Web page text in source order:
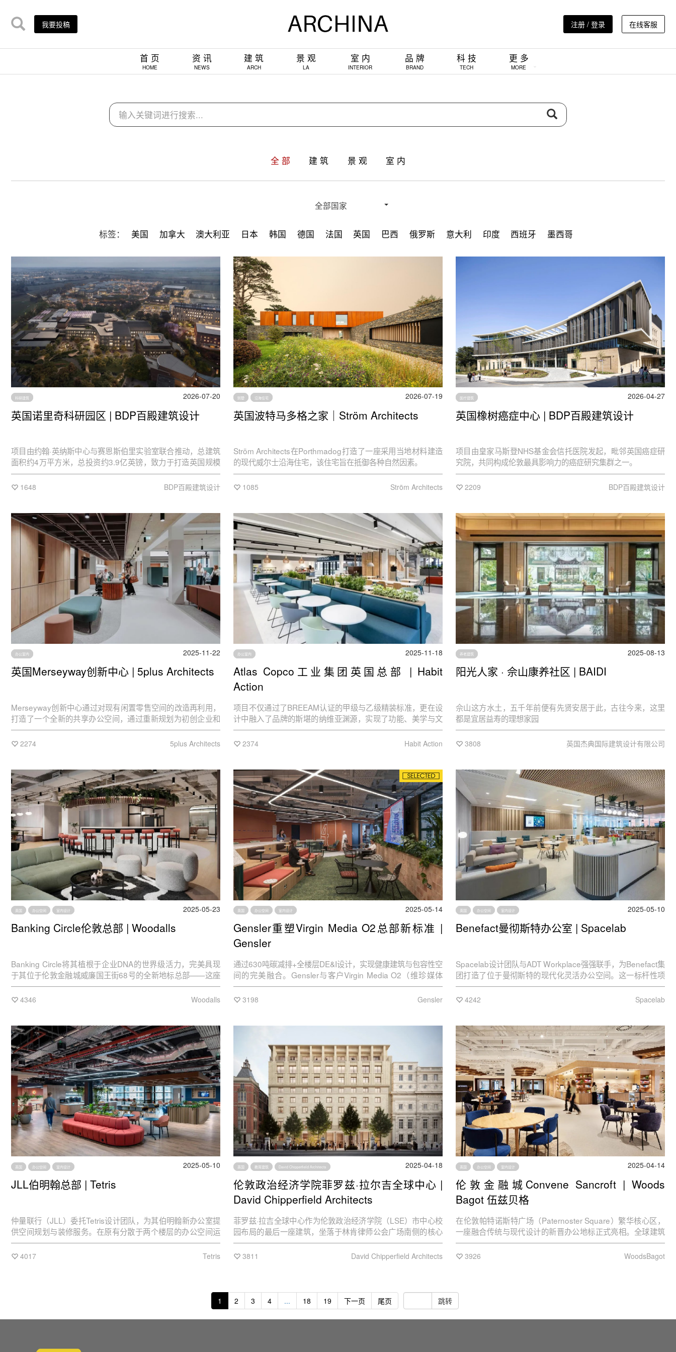
我要投稿 注册 / 登录 在线客服
首 页
HOME
资 讯
NEWS
建 筑
ARCH
景 观
LA
室 内
INTERIOR
品 牌
BRAND
科 技
TECH
更 多
MORE
全 部 建 筑 景 观 室 内
全部国家
标签： 美国 加拿大 澳大利亚 日本 韩国 德国 法国 英国 巴西 俄罗斯 意大利 印度 西班牙 墨西哥
科研建筑 2026-07-20
英国诺里奇科研园区 | BDP百殿建筑设计
项目由约翰·英纳斯中心与赛恩斯伯里实验室联合推动，总建筑
面积约4万平方米，总投资约3.9亿英镑，致力于打造英国规模
最大的净零碳实验室之一 。
1648 BDP百殿建筑设计
别墅 沿海住宅 2026-07-19
英国波特马多格之家｜Ström Architects
Ström Architects在Porthmadog打造了一座采用当地材料建造
的现代威尔士沿海住宅，该住宅旨在抵御各种自然因素。
1085 Ström Architects
医疗建筑 2026-04-27
英国橡树癌症中心 | BDP百殿建筑设计
项目由皇家马斯登NHS基金会信托医院发起，毗邻英国癌症研
究院，共同构成伦敦最具影响力的癌症研究集群之一。
2209 BDP百殿建筑设计
办公室内 2025-11-22
英国Merseyway创新中心 | 5plus Architects
Merseyway创新中心通过对现有闲置零售空间的改造再利用，
打造了一个全新的共享办公空间，通过重新规划为初创企业和
现有小型企业提供灵活的服务式办公室及共享办公场所。
2274 5plus Architects
办公室内 2025-11-18
Atlas Copco工业集团英国总部 | Habit
Action
项目不仅通过了BREEAM认证的甲级与乙级精装标准，更在设
计中融入了品牌的斯堪的纳维亚渊源，实现了功能、美学与文
化的有机统一。
2374 Habit Action
养老建筑 2025-08-13
阳光人家 · 佘山康养社区 | BAIDI
佘山这方水土，五千年前便有先贤安居于此，古往今来，这里
都是宜居益寿的理想家园
3808 英国杰典国际建筑设计有限公司
英国 办公空间 室内设计 2025-05-23
Banking Circle伦敦总部 | Woodalls
Banking Circle将其植根于企业DNA的世界级活力，完美具现
于其位于伦敦金融城威廉国王街68号的全新地标总部——这座
与伦敦桥隔空对话的宏伟建筑，以恢弘立面重新定义商务美
学。4346 Woodalls
英国 办公空间 室内设计 2025-05-14
Gensler重塑Virgin Media O2总部新标准 |
Gensler
通过630吨碳减排+全楼层DE&I设计，实现健康建筑与包容性空
间的完美融合。Gensler与客户Virgin Media O2（维珍媒体
O2）合作，将企业理念"见证潜能，创所未见"（"see what you
can do"）融入其新总部的空间设计，赋予这一品牌主张鲜活生
3198 Gensler
英国 办公空间 室内设计 2025-05-10
Benefact曼彻斯特办公室 | Spacelab
Spacelab设计团队与ADT Workplace强强联手，为Benefact集
团打造了位于曼彻斯特的现代化灵活办公空间。这一标杆性项
目以“混合办公+员工福祉+可持续发展”为核心理念，通过精心
设计的开放式布局，营造出既专业又温馨的办公环境。
4242 Spacelab
英国 办公空间 室内设计 2025-05-10
JLL伯明翰总部 | Tetris
仲量联行（JLL）委托Tetris设计团队，为其伯明翰新办公室提
供空间规划与装修服务。在原有分散于两个楼层的办公空间运
营十二年后，仲量联行伯明翰分公司决定将整个团队整合至单
一楼层，以提升团队凝聚力并促进协作。
4017 Tetris
英国 教育建筑 David Chipperfield Architects 2025-04-18
伦敦政治经济学院菲罗兹·拉尔吉全球中心 |
David Chipperfield Architects
菲罗兹·拉吉全球中心‌作为伦敦政治经济学院（LSE）市中心校
园布局的最后一座建筑，坐落于林肯律师公会广场南侧的核心
位置。该建筑以应对全球性挑战为使命，内部规划包含学术、
会议和教学空间、数字实验室以及一座250座的集会厅。充分
体现新中心的精神，设计方案通过适应性再利用策略，保留现
3811 David Chipperfield Architects
英国 办公空间 室内设计 2025-04-14
伦敦金融城Convene Sancroft | Woods
Bagot 伍兹贝格
在伦敦帕特诺斯特广场（Paternoster Square）繁华核心区，
一座融合传统与现代设计的新晋办公地标正式亮相。全球建筑
事务所伍兹贝格与以前沿设计、酒店级服务与科技赋能现代办
公体验的行业领导者 Convene共同打造的伦敦 Convene St.
Paul’s 空间现已落成。4,180平方米的办公与会议空间，既致敬
3926 WoodsBagot
1 2 3 4 ... 18 19 下一页 尾页 跳转